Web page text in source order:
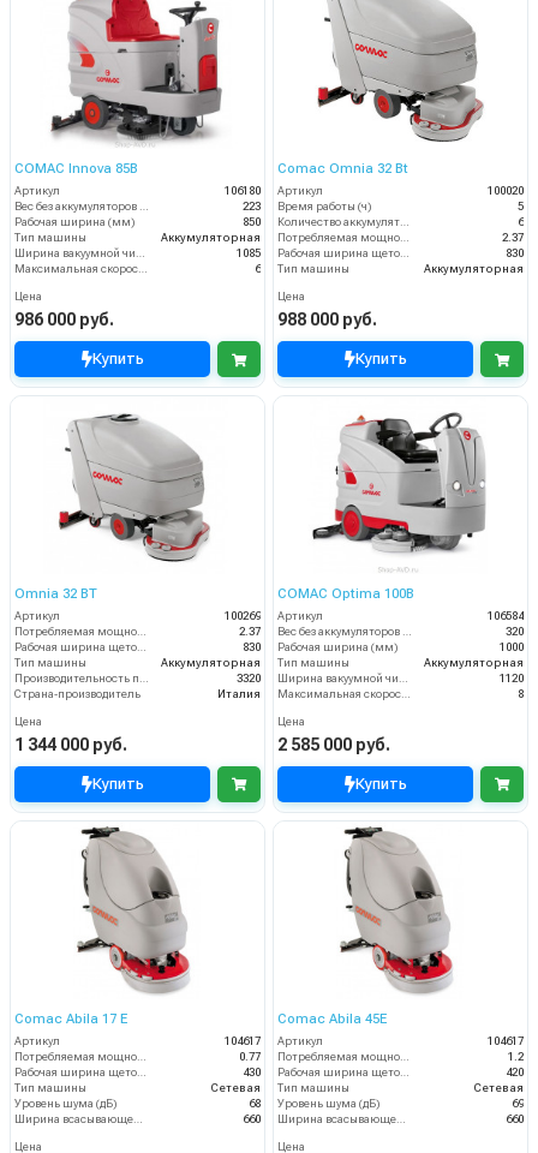
COMAC Innova 85B
Артикул
106180
Вес без аккумуляторов (кг)
223
Рабочая ширина (мм)
850
Тип машины
Аккумуляторная
Ширина вакуумной чистки (мм)
1085
Максимальная скорость движения (км/ч)
6
Цена
986 000 руб.
Купить
Comac Omnia 32 Bt
Артикул
100020
Время работы (ч)
5
Количество аккумуляторов (шт)
6
Потребляемая мощность (кВт)
2.37
Рабочая ширина щеток (мм)
830
Тип машины
Аккумуляторная
Цена
988 000 руб.
Купить
Omnia 32 BT
Артикул
100269
2.37
830
Тип машины
Аккумуляторная
3320
Страна-производитель
Италия
Цена
1 344 000 руб.
Купить
COMAC Optima 100B
Артикул
106584
320
Рабочая ширина (мм)
1000
Тип машины
Аккумуляторная
1120
8
Цена
2 585 000 руб.
Купить
Comac Abila 17 E
Артикул
104617
0.77
430
Тип машины
Сетевая
Уровень шума (дБ)
68
660
Цена
Comac Abila 45E
Артикул
104617
1.2
420
Тип машины
Сетевая
Уровень шума (дБ)
69
660
Цена